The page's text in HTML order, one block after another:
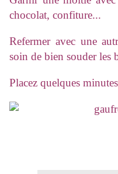
chocolat, confiture...
Refermer avec une
soin de bien souder les
Placez quelques